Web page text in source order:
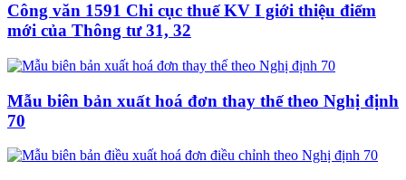
Công văn 1591 Chi cục thuế KV I giới thiệu điểm
mới của Thông tư 31, 32
Mẫu biên bản xuất hoá đơn thay thế theo Nghị định
70